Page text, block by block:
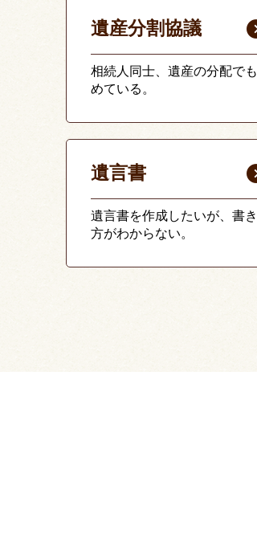
遺産分割協議
相続人同士、遺産の分配でも
めている。
遺言書
遺言書を作成したいが、書き
方がわからない。